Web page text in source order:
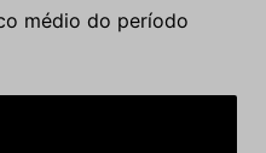
médio do período